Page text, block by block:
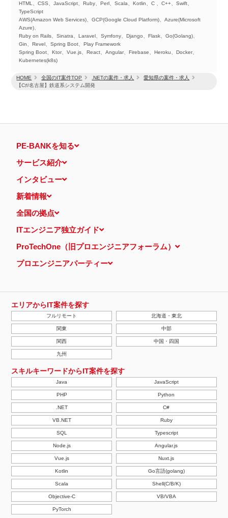
HOME 全国のIT案件TOP .NETの案件・求人
愛知県の案件・求人
【C♯/名古屋】鉄道系システム開発
HTML、CSS、JavaScript、Ruby、Perl、Scala、Kotlin、C 、C++、Swift、
TypeScript
AWS(Amazon Web Services)、GCP(Google Cloud Platform)、Azure(Microsoft
Azure)、
Ruby on Rails、Sinatra、Laravel、Symfony、Django、Flask、Go(Golang)、
Gin、Revel、Spring Boot、Play Framework
Spring Boot、Ktor、Vue.js、React、Angular、Firebase、Heroku、Docker、
Kubernetes(k8s)
PE-BANKを知る
サービス紹介
インタビュー
新着情報
全国の拠点
ITエンジニア独立ガイド
ProTechOne（旧プロエンジニアフォーラム）
プロエンジニアパーティー
エリアからIT案件を探す
フルリモート 北海道・東北
関東 中部
関西 中国・四国
九州
スキルキーワードからIT案件を探す
Java JavaScript
PHP Python
.NET C#
VB.NET Ruby
SQL Typescript
Node.js Angular.js
Vue.js Nuxt.js
Kotlin Go言語(golang)
Scala Shell(C/B/K)
Objective-C VB/VBA
PyTorch